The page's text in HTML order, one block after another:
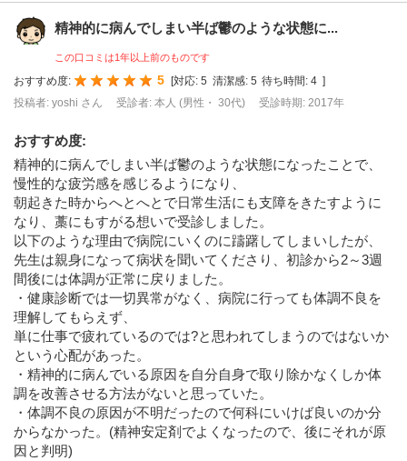
精神的に病んでしまい半ば鬱のような状態に...
この口コミは1年以上前のものです
おすすめ度: 5 [対応: 5 清潔感: 5 待ち時間: 4 ]
投稿者: yoshi さん
受診者: 本人 (男性・ 30代) 受診時期: 2017年
おすすめ度:
精神的に病んでしまい半ば鬱のような状態になったことで、
慢性的な疲労感を感じるようになり、
朝起きた時からへとへとで日常生活にも支障をきたすように
なり、藁にもすがる想いで受診しました。
以下のような理由で病院にいくのに躊躇してしまいしたが、
先生は親身になって病状を聞いてくださり、初診から2～3週
間後には体調が正常に戻りました。
・健康診断では一切異常がなく、病院に行っても体調不良を
理解してもらえず、
単に仕事で疲れているのでは?と思われてしまうのではないか
という心配があった。
・精神的に病んでいる原因を自分自身で取り除かなくしか体
調を改善させる方法がないと思っていた。
・体調不良の原因が不明だったので何科にいけば良いのか分
からなかった。(精神安定剤でよくなったので、後にそれが原
因と判明)